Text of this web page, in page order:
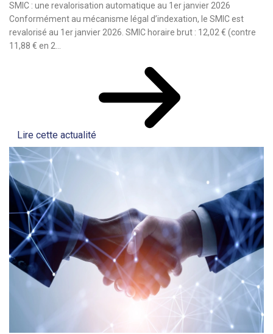
SMIC : une revalorisation automatique au 1er janvier 2026
Conformément au mécanisme légal d’indexation, le SMIC est
revalorisé au 1er janvier 2026. SMIC horaire brut : 12,02 € (contre
11,88 € en 2...
Lire cette actualité